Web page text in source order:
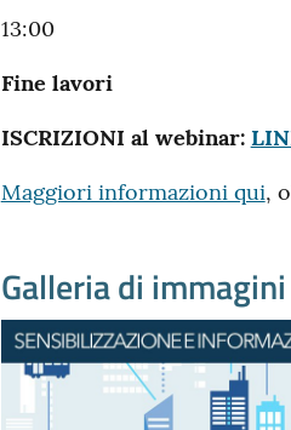
13:00
Fine lavori
ISCRIZIONI al webinar:
Maggiori informazioni qui,
Galleria di immagini